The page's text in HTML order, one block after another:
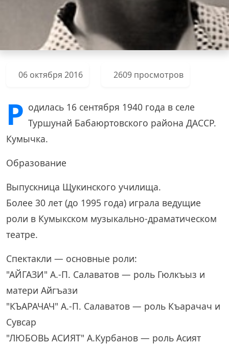
06 октября 2016 2609 просмотров
Р одилась 16 сентября 1940 года в селе
Туршунай Бабаюртовского района ДАССР.
Кумычка.
Образование
Выпускница Щукинского училища.
Более 30 лет (до 1995 года) играла ведущие
роли в Кумыкском музыкально-драматическом
театре.
Спектакли — основные роли:
"АЙГАЗИ" А.-П. Салаватов — роль Гюлкъыз и
матери Айгъази
"КЪАРАЧАЧ" А.-П. Салаватов — роль Къарачач и
Сувсар
"ЛЮБОВЬ АСИЯТ" А.Курбанов — роль Асият